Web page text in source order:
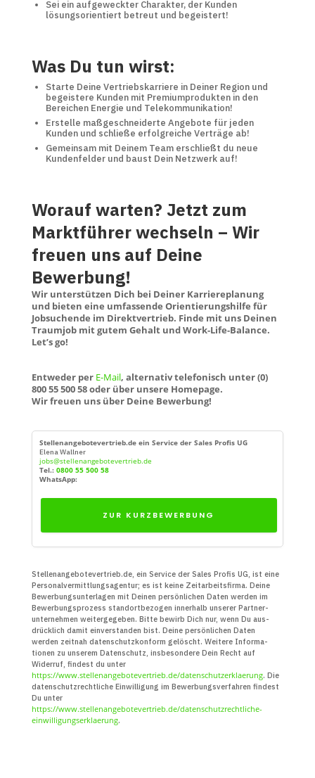
Sei ein aufgeweckter Charakter, der Kunden
lösungsorientiert betreut und begeistert!
Was Du tun wirst:
Starte Deine Vertriebskarriere in Deiner Region und
begeistere Kunden mit Premiumprodukten in den
Bereichen Energie und Telekommunikation!
Erstelle maßgeschneiderte Angebote für jeden
Kunden und schließe erfolgreiche Verträge ab!
Gemeinsam mit Deinem Team erschließt du neue
Kundenfelder und baust Dein Netzwerk auf!
Worauf warten? Jetzt zum
Marktführer wechseln – Wir
freuen uns auf Deine
Bewerbung!
Wir unterstützen Dich bei Deiner Karriereplanung
und bieten eine umfassende Orientierungshilfe für
Jobsuchende im Direktvertrieb. Finde mit uns Deinen
Traumjob mit gutem Gehalt und Work-Life-Balance.
Let’s go!
Entweder per E-Mail, alternativ telefonisch unter (0)
800 55 500 58 oder über unsere Homepage.
Wir freuen uns über Deine Bewerbung!
Stellenangebotevertrieb.de ein Service der Sales Profis UG
Elena Wallner
jobs@stellenangebotevertrieb.de
Tel.: 0800 55 500 58
WhatsApp:
ZUR KURZBEWERBUNG
Stellenangebotevertrieb.de, ein Service der Sales Profis UG, ist eine
Personal­vermittlungs­agentur; es ist keine Zeit­arbeits­firma. Deine
Bewerbungs­unter­lagen mit Deinen persön­lichen Daten werden im
Bewerbungs­prozess standort­bezogen innerhalb unserer Partner­
unter­nehmen weiter­gegeben. Bitte bewirb Dich nur, wenn Du aus­
drücklich damit ein­verstanden bist. Deine persön­lichen Daten
werden zeitnah daten­schutz­konform gelöscht. Weitere Infor­ma­
tionen zu unserem Daten­schutz, insbe­sondere Dein Recht auf
Widerruf, findest du unter
https://www.stellenangebotevertrieb.de/datenschutzerklaerung. Die
daten­schutz­recht­liche Ein­willigung im Bewerbungs­verfahren findest
Du unter
https://www.stellenangebotevertrieb.de/datenschutzrechtliche-
einwilligungserklaerung.